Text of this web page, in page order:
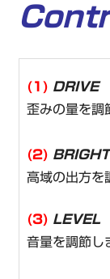
(1) DRIVE
歪みの量を調
(2) BRIGHT
高域の出方を
(3) LEVEL
音量を調節し